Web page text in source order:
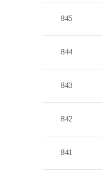
845
844
843
842
841